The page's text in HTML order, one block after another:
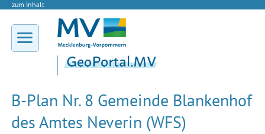
zum Inhalt
B-Plan Nr. 8 Gemeinde Blankenhof
des Amtes Neverin (WFS)